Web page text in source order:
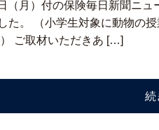
（月）付の保険毎日新聞ニ
た。 （小学生対象に動物の
ご取材いただきあ […]
続